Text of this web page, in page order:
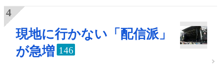
現地に行かない「配信派」
が急増 146